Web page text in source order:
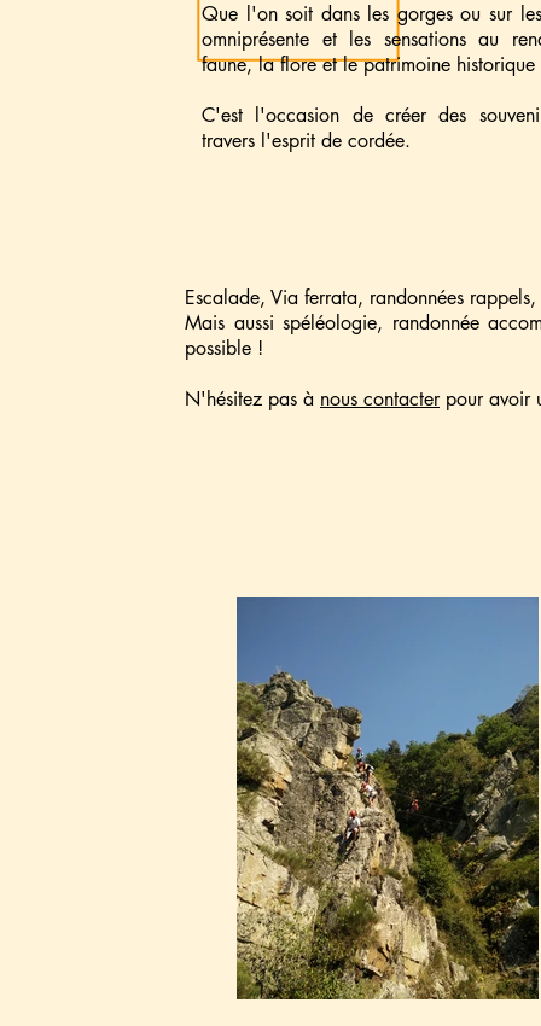
Que l'on soit dans les gorges ou sur
omniprésente et les sensations au
faune, la flore et le patrimoine
C'est l'occasion de créer des
travers l'esprit de cordée.
Escalade, Via ferrata, randonnées
Mais aussi spéléologie, randonnée
possible !
N'hésitez pas à nous contacterpour avoir